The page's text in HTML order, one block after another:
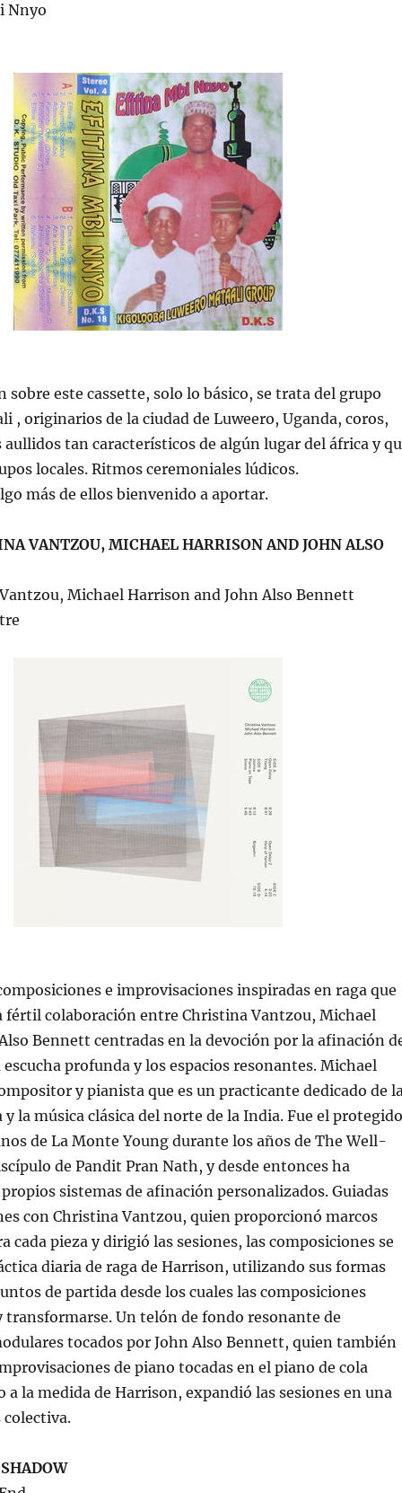
Nnyo
sobre este cassette, solo lo básico, se trata del grupo
, originarios de la ciudad de Luweero, Uganda, coros,
aullidos tan característicos de algún lugar del áfrica y
locales. Ritmos ceremoniales lúdicos.
más de ellos bienvenido a aportar.
VANTZOU, MICHAEL HARRISON AND JOHN ALSO
Michael Harrison and John Also Bennett
e improvisaciones inspiradas en raga que
fértil colaboración entre Christina Vantzou, Michael
Bennett centradas en la devoción por la afinación
profunda y los espacios resonantes. Michael
y pianista que es un practicante dedicado de
la música clásica del norte de la India. Fue el protegido
de La Monte Young durante los años de The Well-
de Pandit Pran Nath, y desde entonces ha
sistemas de afinación personalizados. Guiadas
con Christina Vantzou, quien proporcionó marcos
cada pieza y dirigió las sesiones, las composiciones se
diaria de raga de Harrison, utilizando sus formas
de partida desde los cuales las composiciones
transformarse. Un telón de fondo resonante de
tocados por John Also Bennett, quien también
de piano tocadas en el piano de cola
a la medida de Harrison, expandió las sesiones en una
colectiva.